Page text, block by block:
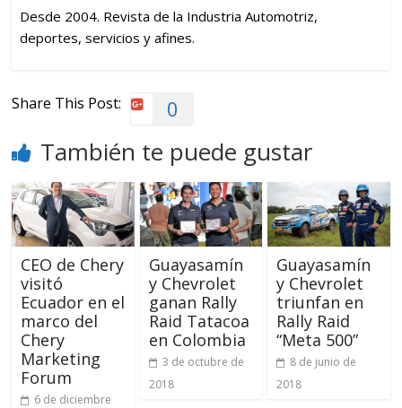
Desde 2004. Revista de la Industria Automotriz,
deportes, servicios y afines.
Share This Post: 0
También te puede gustar
CEO de Chery
visitó
Ecuador en el
marco del
Chery
Marketing
Forum
6 de diciembre
Guayasamín
y Chevrolet
ganan Rally
Raid Tatacoa
en Colombia
3 de octubre de
2018
Guayasamín
y Chevrolet
triunfan en
Rally Raid
“Meta 500”
8 de junio de
2018